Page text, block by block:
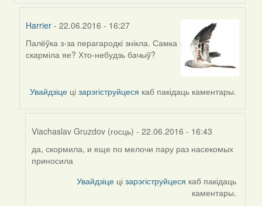
Harrier - 22.06.2016 - 16:27
In
reply
Harrier
Палёўка з-за перагародкі знікла. Самка
скарміла яе? Хто-небудзь бачыў?
Увайдзіце цізарэгіструйцеся каб пакідаць каментары.
Viachaslav Gruzdov (госць) - 22.06.2016 - 16:43
In
reply
да, скормила, и еще по мелочи пару раз насекомых
приносила
Увайдзіце цізарэгіструйцеся каб пакідаць
каментары.